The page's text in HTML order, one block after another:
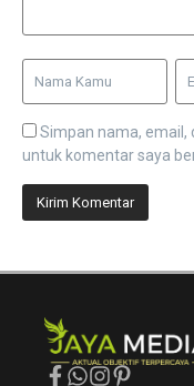
Simpan nama, email,
untuk komentar saya